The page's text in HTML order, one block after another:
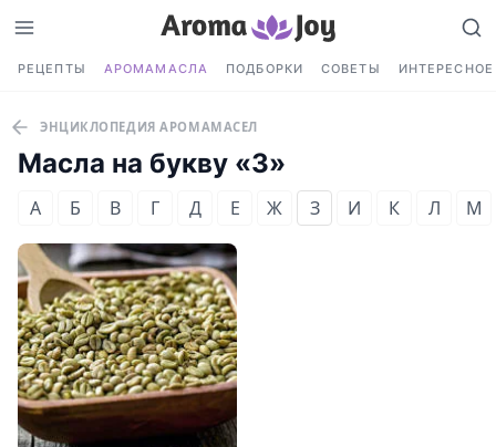
РЕЦЕПТЫ АРОМАМАСЛА ПОДБОРКИ СОВЕТЫ ИНТЕРЕСНОЕ
ЭНЦИКЛОПЕДИЯ АРОМАМАСЕЛ
Масла на букву «З»
А Б В Г Д Е Ж З И К Л М